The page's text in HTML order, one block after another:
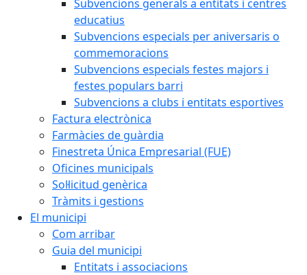
Subvencions generals a entitats i centres
educatius
Subvencions especials per aniversaris o
commemoracions
Subvencions especials festes majors i
festes populars barri
Subvencions a clubs i entitats esportives
Factura electrònica
Farmàcies de guàrdia
Finestreta Única Empresarial (FUE)
Oficines municipals
Sol·licitud genèrica
Tràmits i gestions
El municipi
Com arribar
Guia del municipi
Entitats i associacions